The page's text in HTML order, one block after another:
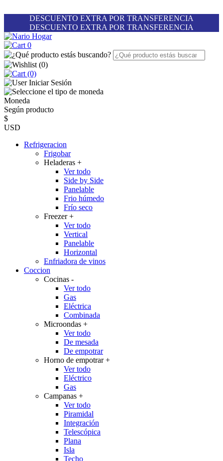
DESCUENTO EXTRA POR TRANSFERENCIA
DESCUENTO EXTRA POR TRANSFERENCIA
0
(0)
(0)
Iniciar Sesión
Moneda
Según producto
$
USD
Refrigeracion
Frigobar
Heladeras +
Ver todo
Side by Side
Panelable
Frio húmedo
Frío seco
Freezer+
Ver todo
Vertical
Panelable
Horizontal
Enfriadora de vinos
Coccion
Cocinas -
Ver todo
Gas
Eléctrica
Combinada
Microondas +
Ver todo
De mesada
De empotrar
Horno de empotrar+
Ver todo
Eléctrico
Gas
Campanas +
Ver todo
Piramidal
Integración
Telescópica
Plana
Isla
Techo